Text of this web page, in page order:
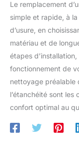
Le remplacement
simple et rapide, à
d’usure, en
matériau et de
étapes
fonctionnement de
nettoyage préalable
l’étanchéité sont les
confort optimal au